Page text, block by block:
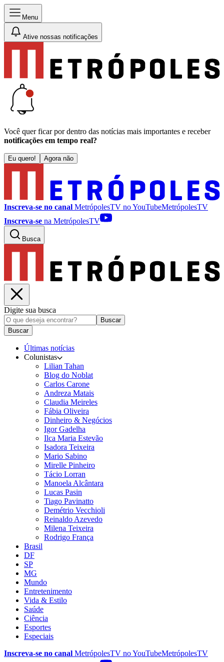
Menu
Ative nossas notificações
Você quer ficar por dentro das notícias mais importantes e receber
notificações em tempo real?
Eu quero! Agora não
Inscreva-se no canal MetrópolesTV noYouTubeMetrópolesTV
Inscreva-se na MetrópolesTV
Busca
Digite sua busca
Buscar
Buscar
Últimas notícias
Colunistas
Lilian Tahan
Blog do Noblat
Carlos Carone
Andreza Matais
Claudia Meireles
Fábia Oliveira
Dinheiro & Negócios
Igor Gadelha
Ilca Maria Estevão
Isadora Teixeira
Mario Sabino
Mirelle Pinheiro
Tácio Lorran
Manoela Alcântara
Lucas Pasin
Tiago Pavinatto
Demétrio Vecchioli
Reinaldo Azevedo
Milena Teixeira
Rodrigo França
Brasil
DF
SP
MG
Mundo
Entretenimento
Vida & Estilo
Saúde
Ciência
Esportes
Especiais
Inscreva-se no canal MetrópolesTV noYouTubeMetrópolesTV